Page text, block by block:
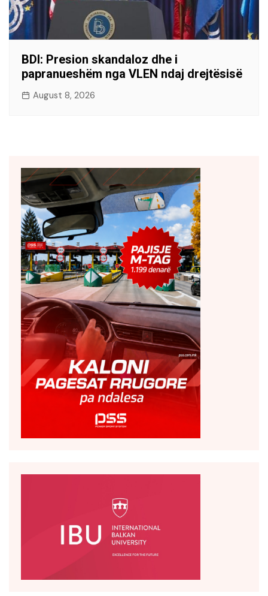
BDI: Presion skandaloz dhe i
papranueshëm nga VLEN ndaj drejtësisë
August 8, 2026